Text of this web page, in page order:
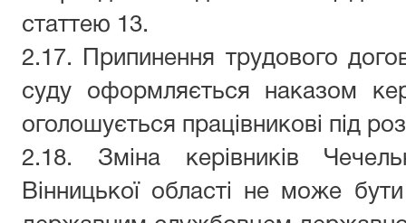
статтею 13.
2.17. Припинення трудового
суду оформляється наказом
оголошується працівникові під
2.18. Зміна керівників
Вінницької області не може бути